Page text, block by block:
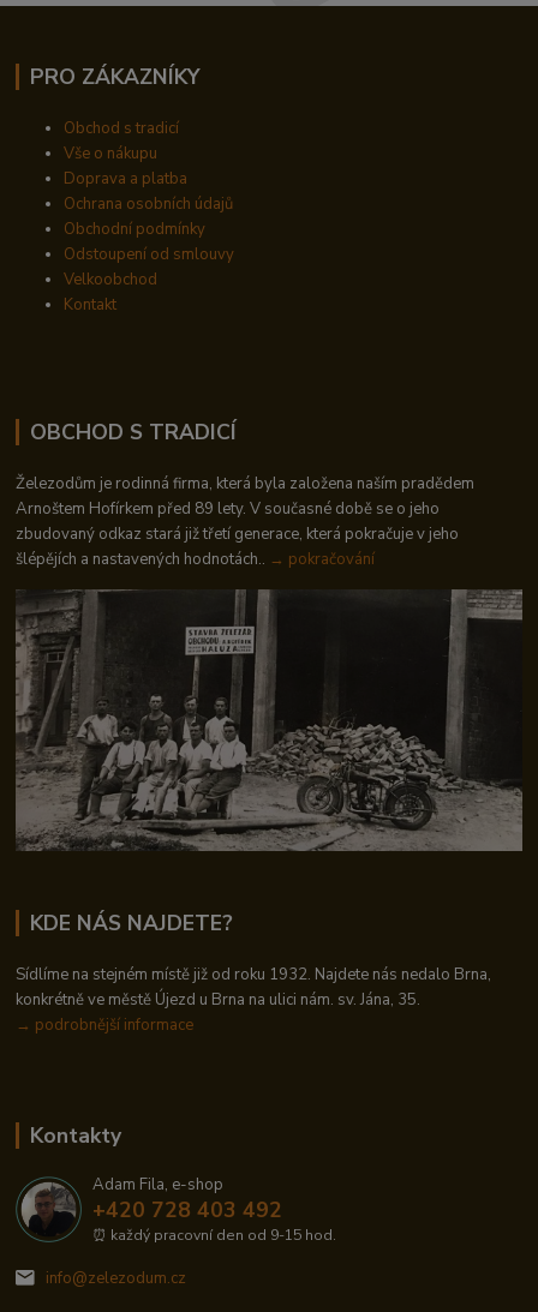
PRO ZÁKAZNÍKY
Obchod s tradicí
Vše o nákupu
Doprava a platba
Ochrana osobních údajů
Obchodní podmínky
Odstoupení od smlouvy
Velkoobchod
Kontakt
OBCHOD S TRADICÍ
Železodům je rodinná firma, která byla založena naším pradědem
Arnoštem Hofírkem před 89 lety. V současné době se o jeho
zbudovaný odkaz stará již třetí generace, která pokračuje v jeho
šlépějích a nastavených hodnotách.. → pokračování
KDE NÁS NAJDETE?
Sídlíme na stejném místě již od roku 1932. Najdete nás nedalo Brna,
konkrétně ve městě Újezd u Brna na ulici nám. sv. Jána, 35.
→ podrobnější informace
Kontakty
Adam Fila, e-shop
+420 728 403 492
⏰ každý pracovní den od 9-15 hod.
info@zelezodum.cz